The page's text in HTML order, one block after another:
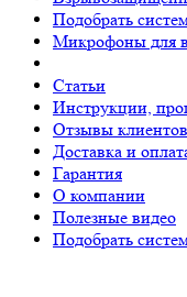
Подобрать
Микрофоны для
Статьи
Инструкции,
Отзывы
Доставка и
Гарантия
О компании
Полезные видео
Подобрать